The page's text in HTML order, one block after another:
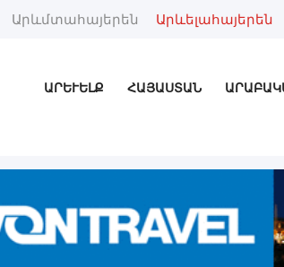
Արևմտահայերեն Արևելահայերեն
ԱՐԵՒԵԼՔ ՀԱՅԱՍՏԱՆ